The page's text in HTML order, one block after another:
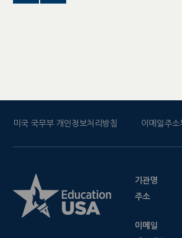
미국 국무부 개인정보처리방침 이메일주소
기관명
주소
이메일